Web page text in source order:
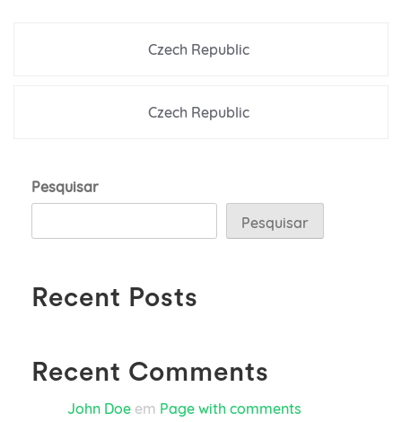
Czech Republic
Czech Republic
Pesquisar
Pesquisar
Recent Posts
Recent Comments
John Doe em Page with comments